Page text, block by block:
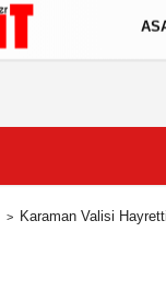
Karaman Valisi